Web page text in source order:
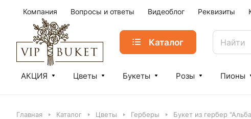
Компания Вопросы и ответы Видеоблог Реквизиты
Каталог
АКЦИЯ Цветы Букеты Розы Пионы
Главная Каталог Цветы Герберы Букет из гербер